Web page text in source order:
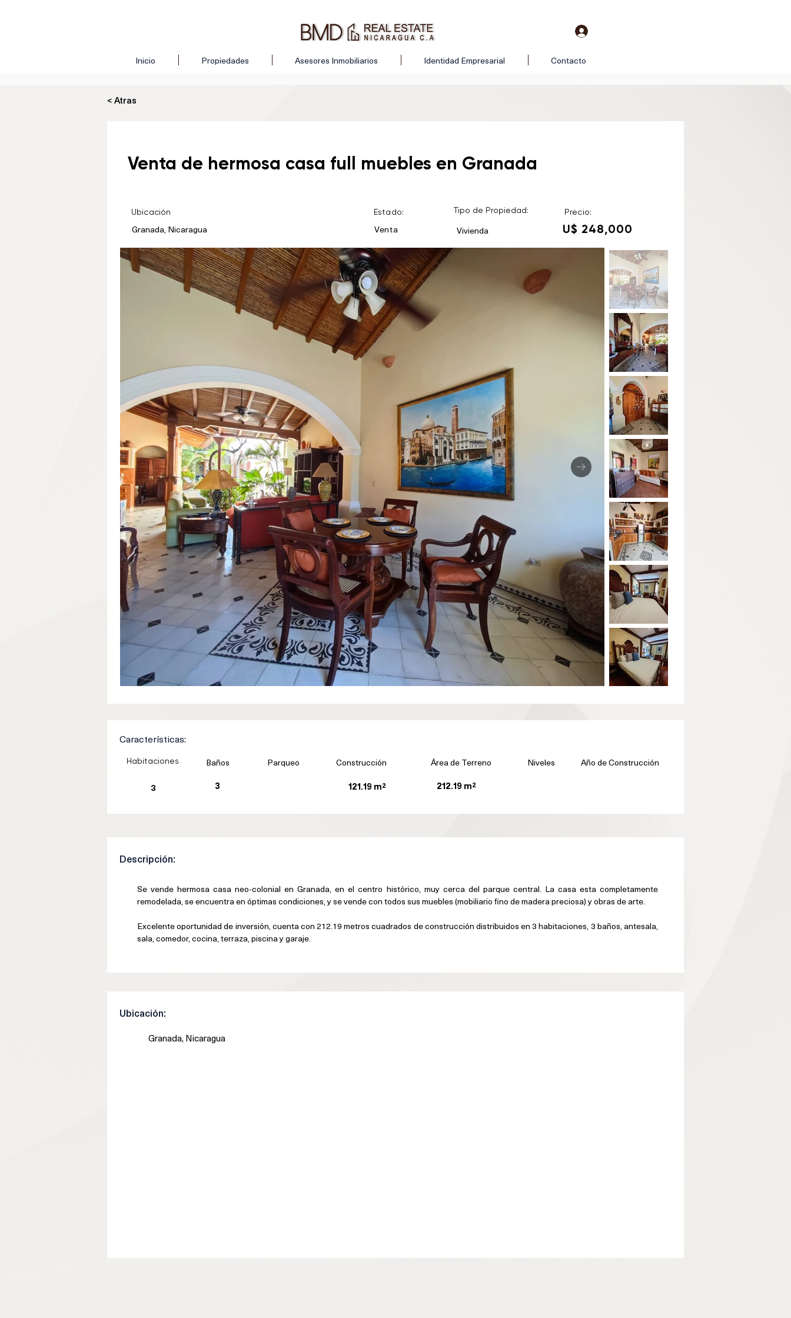
Inicio Propiedades Asesores Inmobiliarios Identidad Empresarial Contacto
< Atras
Venta de hermosa casa full muebles en Granada
Ubicación
Granada, Nicaragua
Estado:
Venta
Tipo de Propiedad:
Vivienda
Precio:
U$ 248,000
Características:
Habitaciones
3
Baños
3
Parqueo Construcción
121.19 m²
Área de Terreno
212.19 m²
Niveles Año de Construcción
Descripción:
Se vende hermosa casa neo-colonial en Granada, en el centro histórico, muy cerca del parque central. La casa esta completamente
remodelada, se encuentra en óptimas condiciones, y se vende con todos sus muebles (mobiliario fino de madera preciosa) y obras de arte.
Excelente oportunidad de inversión, cuenta con 212.19 metros cuadrados de construcción distribuidos en 3 habitaciones, 3 baños, antesala,
sala, comedor, cocina, terraza, piscina y garaje.
Ubicación:
Granada, Nicaragua